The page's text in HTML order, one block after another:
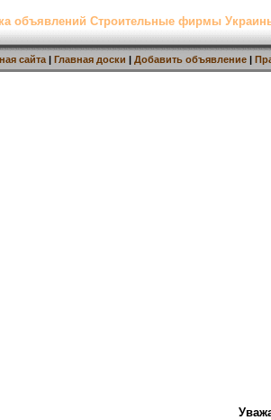
объявлений Строительные фирмы
сайта | Главная доски | Добавить объявление |